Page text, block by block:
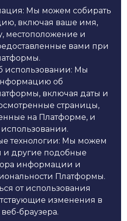
Мы можем собирать
включая ваше имя,
местоположение и
вами при
использовании: Мы
об
включая даты и
страницы,
на Платформе, и
технологии: Мы можем
и другие подобные
информации и
Платформы.
от использования
изменения в
браузера.